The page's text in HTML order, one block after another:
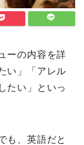
ーの内容を詳
い」「アレル
たい」といっ
も、英語だと